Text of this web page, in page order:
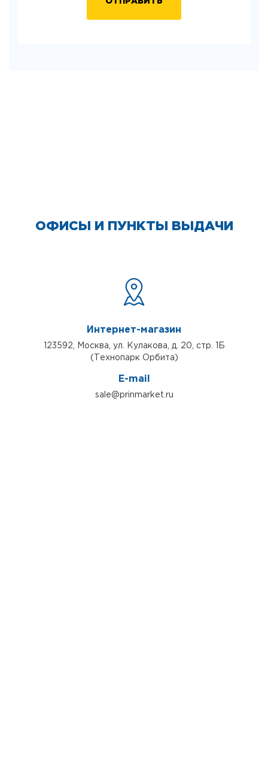
ОФИСЫ И ПУНКТЫ ВЫДАЧИ
Интернет-магазин
123592, Москва, ул. Кулакова, д. 20, стр. 1Б
(Технопарк Орбита)
E-mail
sale@prinmarket.ru